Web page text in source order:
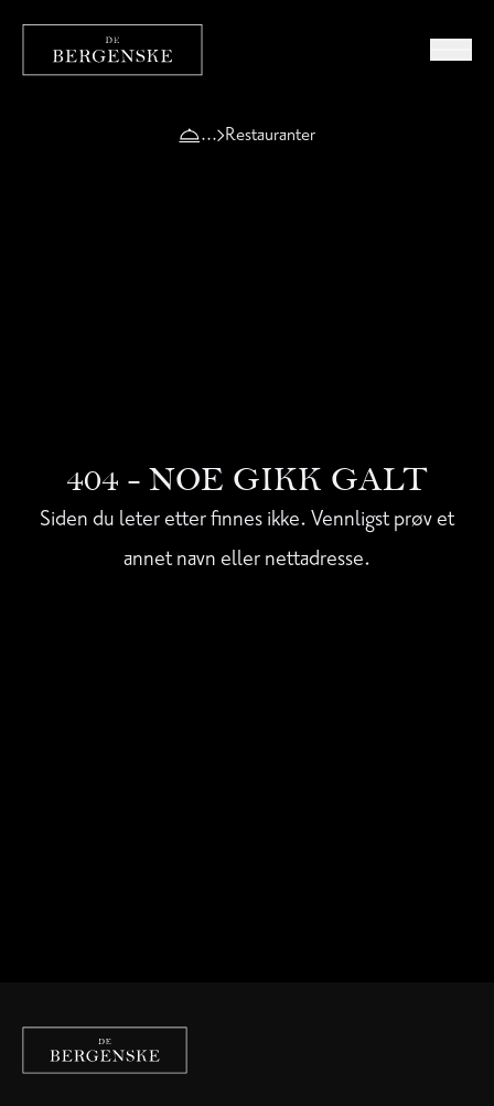
Restauranter
404 - NOE GIKK GALT
Siden du leter etter finnes ikke. Vennligst prøv et
annet navn eller nettadresse.